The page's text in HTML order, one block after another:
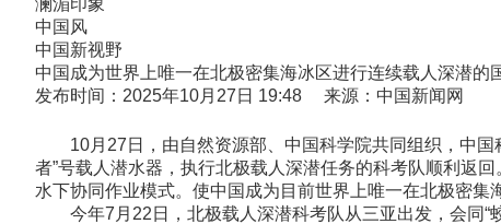
澜湄印象
中国风
中国新视野
中国成为世界上唯一在北极密集海冰区进行连续载人深潜的
发布时间：2025年10月27日 19:48 来源：中国新闻网
10月27日，由自然资源部、中国科学院共同组织，中国
者”号载人潜水器，执行北极载人深潜任务的科考队顺利返
水下协同作业模式。使中国成为目前世界上唯一在北极密集
今年7月22日，北极载人深潜科考队从三亚出发，会同“